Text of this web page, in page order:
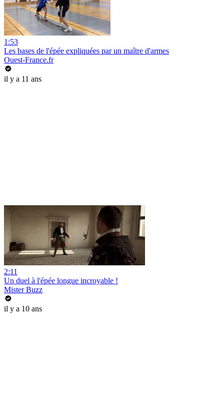
1:53
Les bases de l'épée expliquées par un maître d'armes
Ouest-France.fr
il y a 11 ans
2:11
Un duel à l'épée longue incroyable !
Mister Buzz
il y a 10 ans